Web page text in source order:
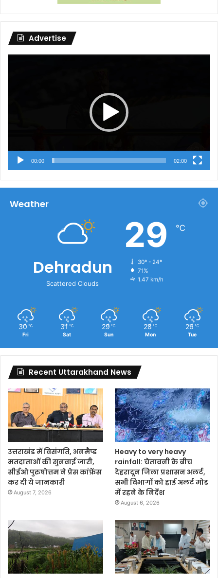
Advertise
00:00 02:00
Weather
Dehradun
Scattered Clouds
29 ℃
30º - 24º
71%
1.47 km/h
30 ℃
Fri
31 ℃
Sat
29 ℃
Sun
28 ℃
Mon
26 ℃
Tue
Recent Uttarakhand News
उत्तराखंड में विसंगति, अनमैप्ड
मतदाताओं की सुनवाई जारी,
सीईओ पुरुषोत्तम ने प्रेस कांफ्रेंस
कर दी ये जानकारी
August 7, 2026
Heavy to very heavy
rainfall: चेतावनी के बीच
देहरादून जिला प्रशासन अलर्ट,
सभी विभागों को हाई अलर्ट मोड
में रहने के निर्देश
August 6, 2026